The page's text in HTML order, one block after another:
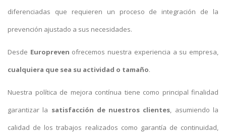
diferenciadas que requieren un proceso de integración de la
prevención ajustado a sus necesidades.
Desde Europreven ofrecemos nuestra experiencia a su empresa,
cualquiera que sea su actividad o tamaño.
Nuestra política de mejora contínua tiene como principal finalidad
garantizar la satisfacción de nuestros clientes, asumiendo la
calidad de los trabajos realizados como garantía de continuidad,